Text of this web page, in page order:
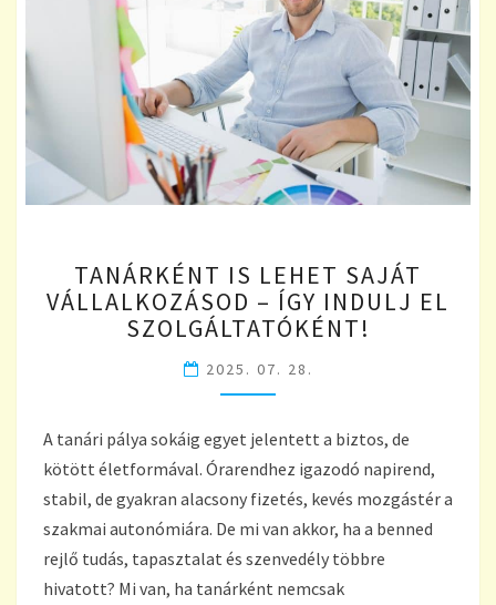
IS
LEHET
SAJÁT
–
ÍGY
EL
SZOLGÁLTATÓKÉNT!
TANÁRKÉNT IS LEHET SAJÁT
VÁLLALKOZÁSOD – ÍGY INDULJ EL
SZOLGÁLTATÓKÉNT!
2025. 07. 28.
A tanári pálya sokáig egyet jelentett a biztos, de
kötött életformával. Órarendhez igazodó napirend,
stabil, de gyakran alacsony fizetés, kevés mozgástér a
szakmai autonómiára. De mi van akkor, ha a benned
rejlő tudás, tapasztalat és szenvedély többre
hivatott? Mi van, ha tanárként nemcsak